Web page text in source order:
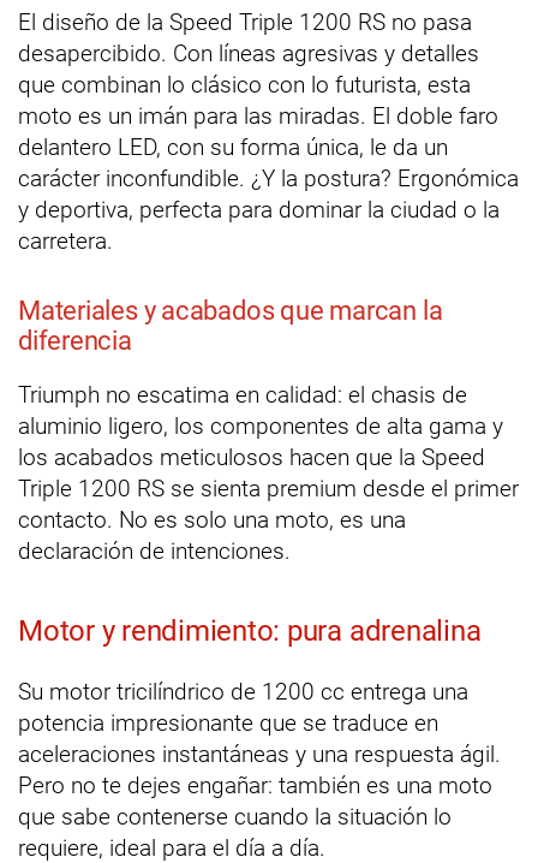
El diseño de la Speed Triple 1200 RS no pasa
desapercibido. Con líneas agresivas y detalles
que combinan lo clásico con lo futurista, esta
moto es un imán para las miradas. El doble faro
delantero LED, con su forma única, le da un
carácter inconfundible. ¿Y la postura? Ergonómica
y deportiva, perfecta para dominar la ciudad o la
carretera.
Materiales y acabados que marcan la
diferencia
Triumph no escatima en calidad: el chasis de
aluminio ligero, los componentes de alta gama y
los acabados meticulosos hacen que la Speed
Triple 1200 RS se sienta premium desde el primer
contacto. No es solo una moto, es una
declaración de intenciones.
Motor y rendimiento: pura adrenalina
Su motor tricilíndrico de 1200 cc entrega una
potencia impresionante que se traduce en
aceleraciones instantáneas y una respuesta ágil.
Pero no te dejes engañar: también es una moto
que sabe contenerse cuando la situación lo
requiere, ideal para el día a día.